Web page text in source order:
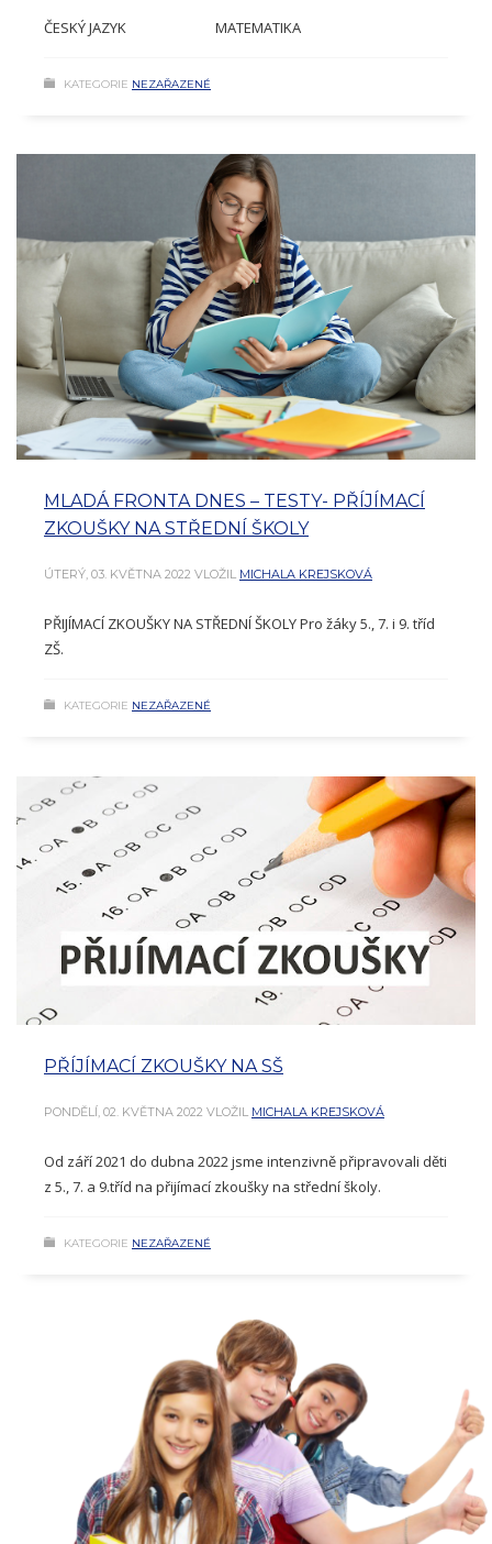
ČESKÝ JAZYK MATEMATIKA
KATEGORIE NEZAŘAZENÉ
MLADÁ FRONTA DNES – TESTY- PŘÍJÍMACÍ
ZKOUŠKY NA STŘEDNÍ ŠKOLY
ÚTERÝ, 03. KVĚTNA 2022 VLOŽIL MICHALA KREJSKOVÁ
PŘIJÍMACÍ ZKOUŠKY NA STŘEDNÍ ŠKOLY Pro žáky 5., 7. i 9. tříd
ZŠ.
KATEGORIE NEZAŘAZENÉ
PŘÍJÍMACÍ ZKOUŠKY NA SŠ
PONDĚLÍ, 02. KVĚTNA 2022 VLOŽIL MICHALA KREJSKOVÁ
Od září 2021 do dubna 2022 jsme intenzivně připravovali děti
z 5., 7. a 9.tříd na přijímací zkoušky na střední školy.
KATEGORIE NEZAŘAZENÉ